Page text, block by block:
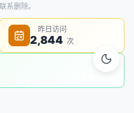
系删除。
昨日访问
2,844 次